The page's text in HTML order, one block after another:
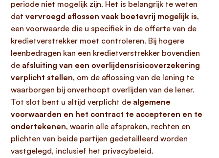
periode niet mogelijk zijn. Het is belangrijk te weten
dat vervroegd aflossen vaak boetevrij mogelijk is,
een voorwaarde die u specifiek in de offerte van de
kredietverstrekker moet controleren. Bij hogere
leenbedragen kan een kredietverstrekker bovendien
de afsluiting van een overlijdensrisicoverzekering
verplicht stellen, om de aflossing van de lening te
waarborgen bij onverhoopt overlijden van de lener.
Tot slot bent u altijd verplicht de algemene
voorwaarden en het contract te accepteren en te
ondertekenen, waarin alle afspraken, rechten en
plichten van beide partijen gedetailleerd worden
vastgelegd, inclusief het privacybeleid.